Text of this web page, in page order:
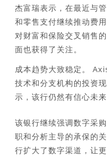
杰富瑞表示，在最近与
和零售支付继续推动费
对财富和保险交叉销售
面也获得了关注。
成本趋势大致稳定。
技术和分支机构的投资
示，该行仍然有信心未来
该银行继续强调数字采
职和分析主导的承保的
行扩大了数字渠道，让